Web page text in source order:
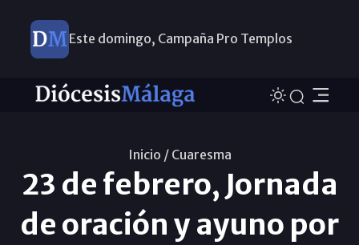
Este domingo, Campaña Pro Templos
Inicio / Cuaresma
23 de febrero, Jornada
de oración y ayuno por